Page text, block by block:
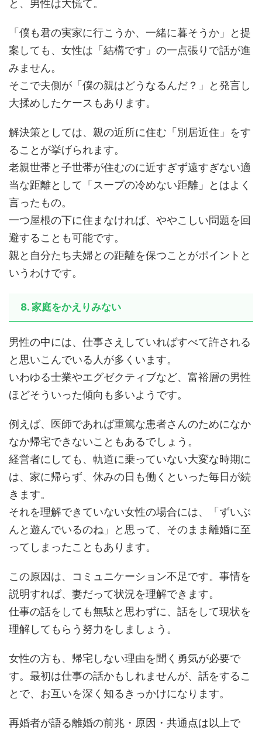
と、男性は大慌て。
「僕も君の実家に行こうか、一緒に暮そうか」と提
案しても、女性は「結構です」の一点張りで話が進
みません。
そこで夫側が「僕の親はどうなるんだ？」と発言し
大揉めしたケースもあります。
解決策としては、親の近所に住む「別居近住」をす
ることが挙げられます。
老親世帯と子世帯が住むのに近すぎず遠すぎない適
当な距離として「スープの冷めない距離」とはよく
言ったもの。
一つ屋根の下に住まなければ、ややこしい問題を回
避することも可能です。
親と自分たち夫婦との距離を保つことがポイントと
いうわけです。
8. 家庭をかえりみない
男性の中には、仕事さえしていればすべて許される
と思いこんでいる人が多くいます。
いわゆる士業やエグゼクティブなど、富裕層の男性
ほどそういった傾向も多いようです。
例えば、医師であれば重篤な患者さんのためになか
なか帰宅できないこともあるでしょう。
経営者にしても、軌道に乗っていない大変な時期に
は、家に帰らず、休みの日も働くといった毎日が続
きます。
それを理解できていない女性の場合には、「ずいぶ
んと遊んでいるのね」と思って、そのまま離婚に至
ってしまったこともあります。
この原因は、コミュニケーション不足です。事情を
説明すれば、妻だって状況を理解できます。
仕事の話をしても無駄と思わずに、話をして現状を
理解してもらう努力をしましょう。
女性の方も、帰宅しない理由を聞く勇気が必要で
す。最初は仕事の話かもしれませんが、話をするこ
とで、お互いを深く知るきっかけになります。
再婚者が語る離婚の前兆・原因・共通点は以上で